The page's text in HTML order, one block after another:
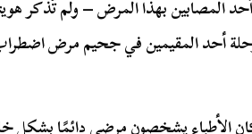
المصابين بهذا المرض – ولم تُذكر
أحد المقيمين في جحيم مرض
الأطباء يشخصون مرضي دائمًا بشكل